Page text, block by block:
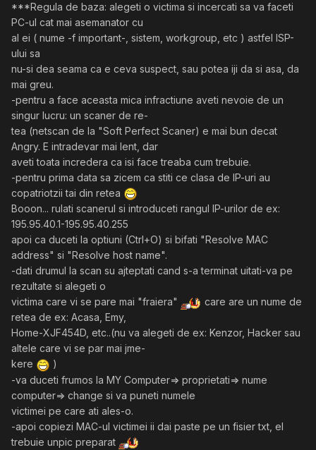
***Regula de baza: alegeti o victima si incercati sa va faceti
PC-ul cat mai asemanator cu
al ei ( nume -f important-, sistem, workgroup, etc ) astfel ISP-
ului sa
nu-si dea seama ca e ceva suspect, sau potea iji da si asa, da
mai greu.
-pentru a face aceasta mica infractiune aveti nevoie de un
singur lucru: un scaner de re-
tea (netscan de la "Soft Perfect Scaner) e mai bun decat
Angry. E intradevar mai lent, dar
aveti toata incredera ca isi face treaba cum trebuie.
-pentru prima data sa zicem ca stiti ce clasa de IP-uri au
copatriotzii tai din retea
Booon... rulati scanerul si introduceti rangul IP-urilor de ex:
195.95.40.1-195.95.40.255
apoi ca duceti la optiuni (Ctrl+O) si bifati "Resolve MAC
address" si "Resolve host name".
-dati drumul la scan su ajteptati cand s-a terminat uitati-va pe
rezultate si alegeti o
victima care vi se pare mai "fraiera"
care are un nume de
retea de ex: Acasa, Emy,
Home-XJF454D, etc..(nu va alegeti de ex: Kenzor, Hacker sau
altele care vi se par mai jme-
kere
)
-va duceti frumos la MY Computer=> proprietati=> nume
computer=> change si va puneti numele
victimei pe care ati ales-o.
-apoi copiezi MAC-ul victimei ii dai paste pe un fisier txt, el
trebuie unpic preparat